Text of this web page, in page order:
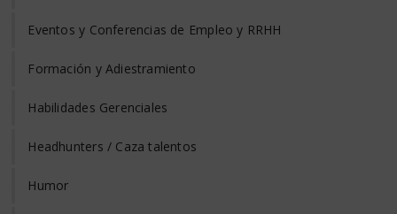
Eventos y Conferencias de Empleo y RRHH
Formación y Adiestramiento
Habilidades Gerenciales
Headhunters / Caza talentos
Humor